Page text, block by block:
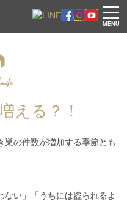
MENU
える？！
巣の件数が増加する季節とも
ない」「うちには盗られるよ